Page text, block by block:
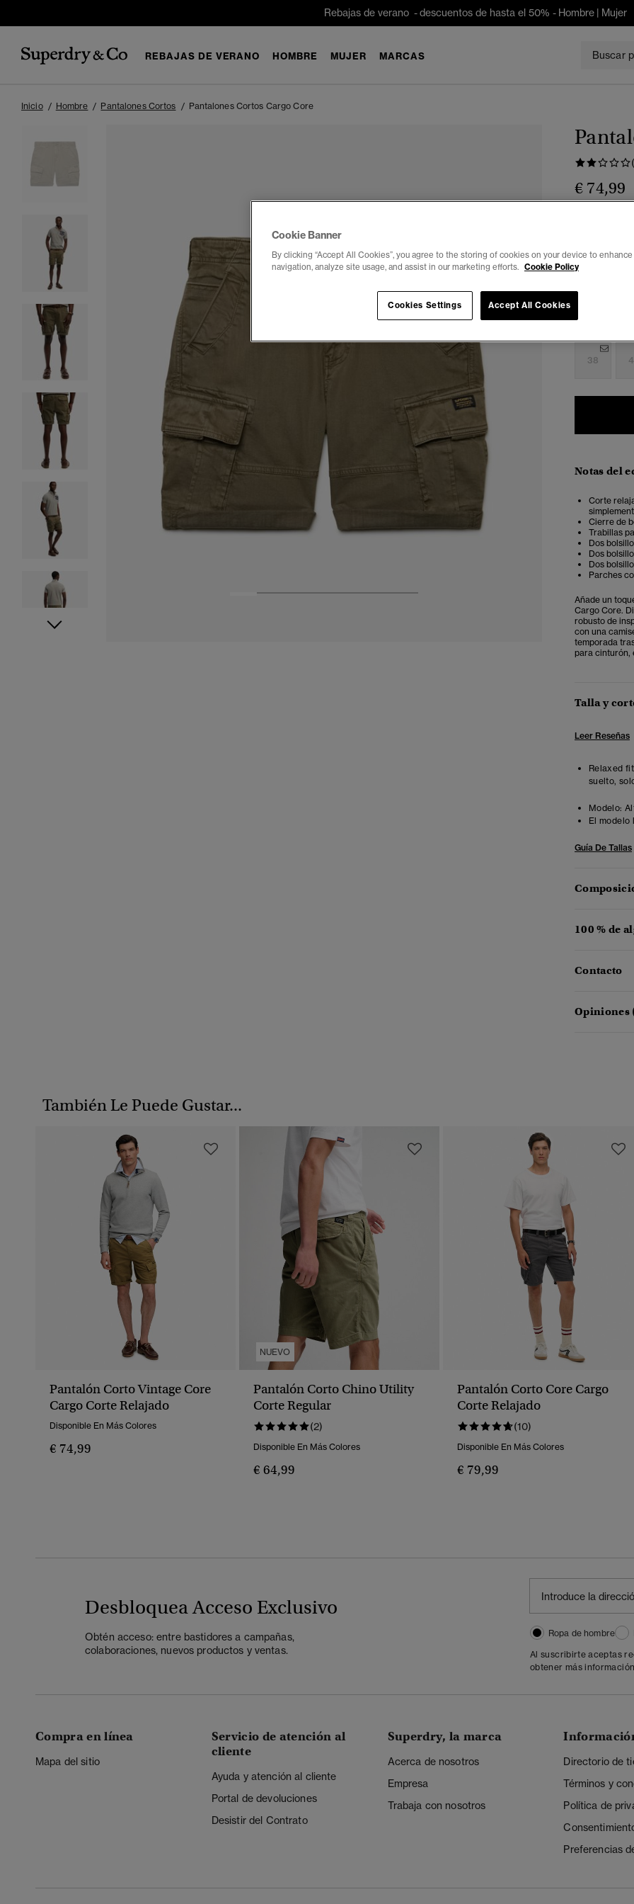
Rebajas de verano - descuentos de hasta el 50% - Hombre | Mujer
REBAJAS DE VERANO HOMBRE MUJER MARCAS
Inicio Hombre Pantalones Cortos Pantalones Cortos Cargo Core
€ 74,99
38
Notas del
Corte
Cierre de
Trabillas
Dos
Dos
Dos
Parches
Añade un
Cargo Core.
robusto de
con una
temporada
para cinturón,
Talla y
Leer Reseñas
Relaxed
suelto,
Modelo:
El modelo
Guía De Tallas
100 % de
Contacto
Opiniones
También Le Puede Gustar...
Pantalón Corto Vintage Core
Cargo Corte Relajado
Disponible En Más Colores
€ 74,99
NUEVO
Pantalón Corto Chino Utility
Corte Regular
(2)
Disponible En Más Colores
€ 64,99
Pantalón Corto Core Cargo
Corte Relajado
(10)
Disponible En Más Colores
€ 79,99
Desbloquea Acceso Exclusivo
Obtén acceso: entre bastidores a campañas,
colaboraciones, nuevos productos y ventas.
Ropa de hombre
Al suscribirte aceptas
obtener más
Compra en línea
Mapa del sitio
Servicio de atención al
cliente
Ayuda y atención al cliente
Portal de devoluciones
Desistir del Contrato
Superdry, la marca
Acerca de nosotros
Empresa
Trabaja con nosotros
Directorio de
Términos y
Política de
Preferencias
Cookie Banner
By clicking “Accept All Cookies”, you agree to the storing of cookies on your device to
navigation, analyze site usage, and assist in our marketing efforts. Cookie Policy
Accept All Cookies
Cookies Settings